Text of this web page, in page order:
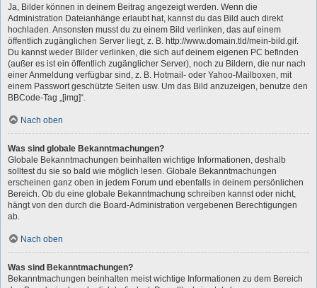
Ja, Bilder können in deinem Beitrag angezeigt werden. Wenn die
Administration Dateianhänge erlaubt hat, kannst du das Bild auch direkt
hochladen. Ansonsten musst du zu einem Bild verlinken, das auf einem
öffentlich zugänglichen Server liegt, z. B. http://www.domain.tld/mein-bild.gif.
Du kannst weder Bilder verlinken, die sich auf deinem eigenen PC befinden
(außer es ist ein öffentlich zugänglicher Server), noch zu Bildern, die nur nach
einer Anmeldung verfügbar sind, z. B. Hotmail- oder Yahoo-Mailboxen, mit
einem Passwort geschützte Seiten usw. Um das Bild anzuzeigen, benutze den
BBCode-Tag „[img]“.
Nach oben
Was sind globale Bekanntmachungen?
Globale Bekanntmachungen beinhalten wichtige Informationen, deshalb
solltest du sie so bald wie möglich lesen. Globale Bekanntmachungen
erscheinen ganz oben in jedem Forum und ebenfalls in deinem persönlichen
Bereich. Ob du eine globale Bekanntmachung schreiben kannst oder nicht,
hängt von den durch die Board-Administration vergebenen Berechtigungen
ab.
Nach oben
Was sind Bekanntmachungen?
Bekanntmachungen beinhalten meist wichtige Informationen zu dem Bereich